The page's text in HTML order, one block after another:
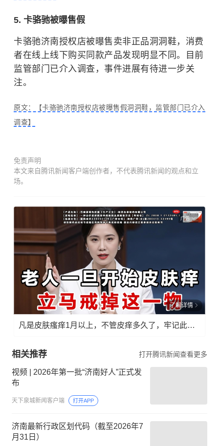
5. 卡骆驰被曝售假
卡骆驰济南授权店被曝售卖非正品洞洞鞋，消费
者在线上线下购买同款产品发现明显不同。目前
监管部门已介入调查，事件进展有待进一步关
注。
原文：【卡骆驰济南授权店被曝售假洞洞鞋，监管部门已介入
调查】
免责声明
本文来自腾讯新闻客户端创作者，不代表腾讯新闻的观点和立
场。
广告
了解详情
凡是皮肤瘙痒1月以上，不管皮痒多久了，牢记此法，快！准！狠！
相关推荐 打开腾讯新闻查看更多
视频 | 2026年第一批“济南好人”正式发
布
天下泉城新闻客户端 打开APP
济南最新行政区划代码（截至2026年7
月31日）